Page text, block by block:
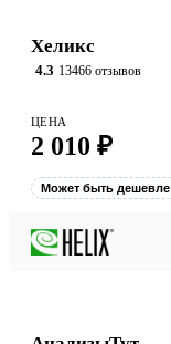
Хеликс
4.3 13466 отзывов
ЦЕНА
2 010 ₽
Может быть дешевле